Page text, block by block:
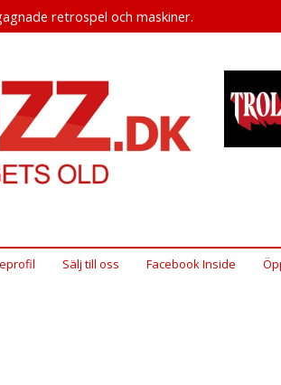
retrospel och maskiner.
Sälj till oss Facebook Inside